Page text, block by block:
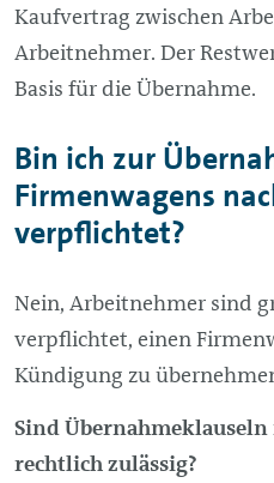
Kaufvertrag zwischen
Arbeitnehmer. Der
Basis für die Übernahme.
Bin ich zur
Firmenwagens
verpflichtet?
Nein, Arbeitnehmer sind
verpflichtet, einen
Kündigung zu
Sind
rechtlich zulässig?